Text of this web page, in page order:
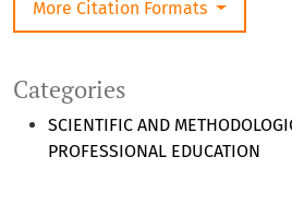
Categories
SCIENTIFIC AND
PROFESSIONAL EDUCATION
More Citation Formats